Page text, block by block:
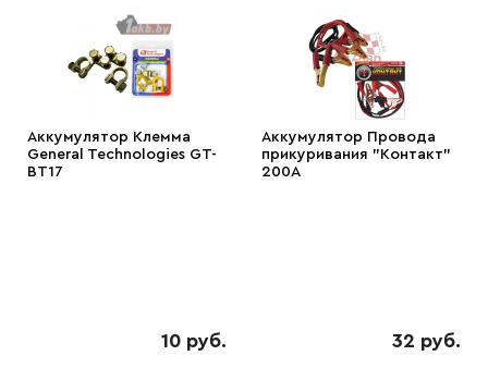
Аккумулятор Клемма
General Technologies GT-
BT17
10 руб.
Аккумулятор Провода
прикуривания "Контакт"
200А
32 руб.